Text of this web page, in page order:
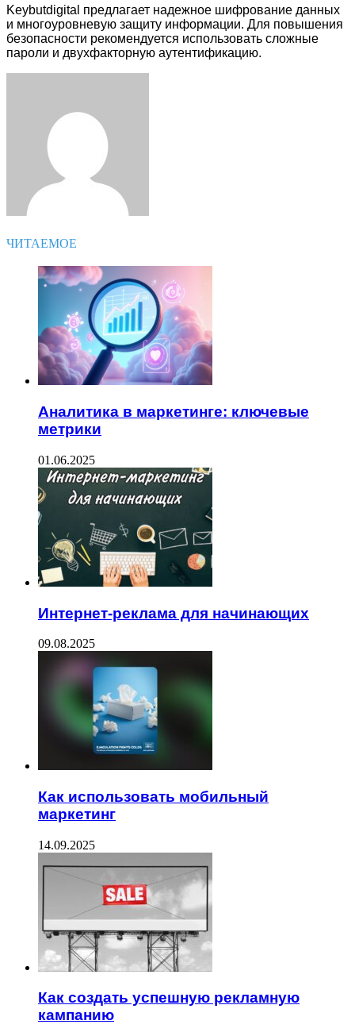
Keybutdigital предлагает надежное шифрование данных
и многоуровневую защиту информации. Для повышения
безопасности рекомендуется использовать сложные
пароли и двухфакторную аутентификацию.
ЧИТАЕМОЕ
Аналитика в маркетинге: ключевые
метрики
01.06.2025
Интернет-реклама для начинающих
09.08.2025
Как использовать мобильный
маркетинг
14.09.2025
Как создать успешную рекламную
кампанию